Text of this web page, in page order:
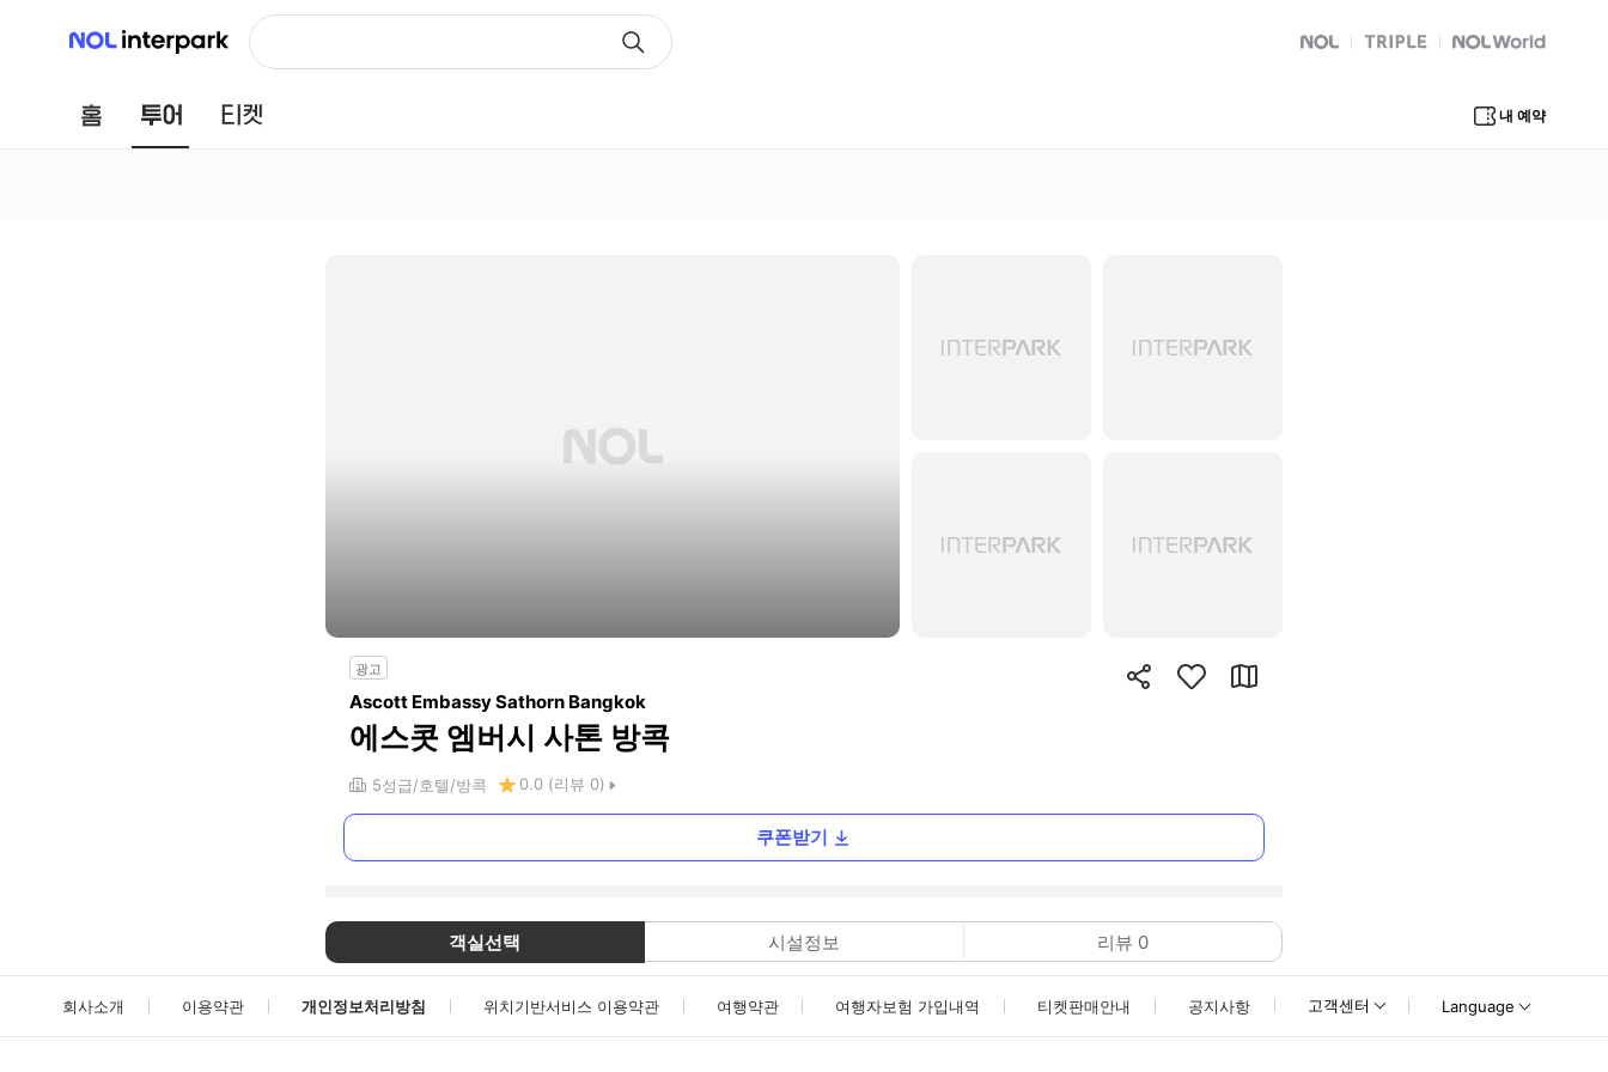
NOL 인터파크
NOL
트리플 Global Interpark
홈 투어 내 예약
광고
Ascott Embassy Sathorn Bangkok
에스콧 엠버시 사톤 방콕
5성급 호텔 방콕 0.0 (리뷰 0)
쿠폰받기
객실선택 시설정보 리뷰 0
회사소개 이용약관 개인정보처리방침 위치기반서비스 이용약관 여행약관 여행자보험 가입내역 티켓판매안내 공지사항 고객센터 Language